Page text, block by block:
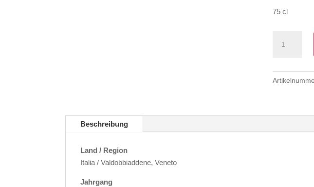
75 cl
Loggia
Dry
DOC
Beschreibung
Land / Region
Italia / Valdobbiaddene, Veneto
Jahrgang